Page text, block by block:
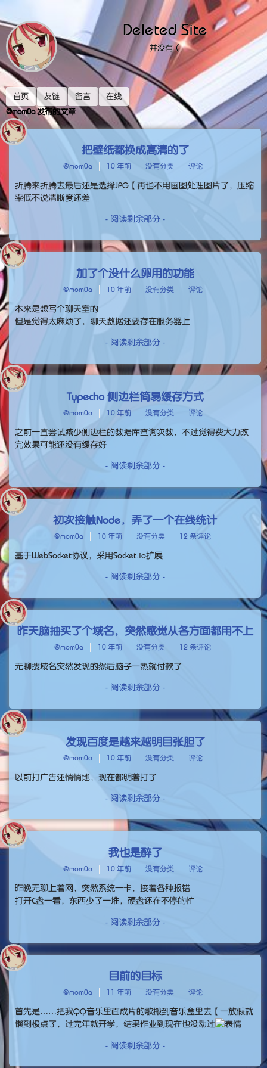
Deleted Site
并没有（
首页 友链 留言
在线
@mom0a 发布的文章
把壁纸都换成高清的了
@mom0a 10 年前 没有分类 评论
折腾来折腾去最后还是选择JPG【再也不用画图处理图片了，压缩
率低不说清晰度还差
- 阅读剩余部分 -
加了个没什么卵用的功能
@mom0a 10 年前 没有分类 评论
本来是想写个聊天室的
但是觉得太麻烦了，聊天数据还要存在服务器上
- 阅读剩余部分 -
Typecho 侧边栏简易缓存方式
@mom0a 10 年前 没有分类 评论
之前一直尝试减少侧边栏的数据库查询次数，不过觉得费大力改
完效果可能还没有缓存好
- 阅读剩余部分 -
初次接触Node，弄了一个在线统计
@mom0a 10 年前 没有分类 12 条评论
基于WebSocket协议，采用Socket.io扩展
- 阅读剩余部分 -
昨天脑抽买了个域名，突然感觉从各方面都用不上
@mom0a 10 年前 没有分类 12 条评论
无聊搜域名突然发现的然后脑子一热就付款了
- 阅读剩余部分 -
发现百度是越来越明目张胆了
@mom0a 10 年前 没有分类 评论
以前打广告还悄悄地，现在都明着打了
- 阅读剩余部分 -
我也是醉了
@mom0a 10 年前 没有分类 评论
昨晚无聊上着网，突然系统一卡，接着各种报错
打开C盘一看，东西少了一堆，硬盘还在不停的忙
- 阅读剩余部分 -
目前的目标
@mom0a 11 年前 没有分类 评论
首先是……把我QQ音乐里面成片的歌搬到音乐盒里去【一放假就
懒到极点了，过完年就开学，结果作业到现在也没动过
- 阅读剩余部分 -